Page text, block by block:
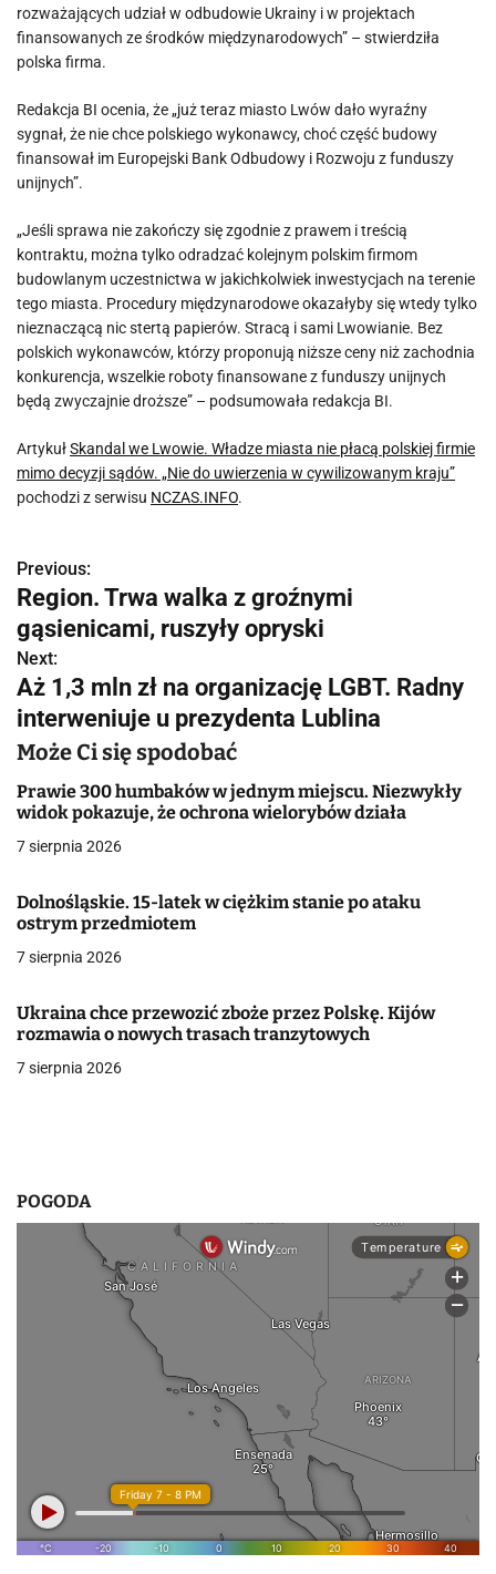
rozważających udział w odbudowie Ukrainy i w projektach
finansowanych ze środków międzynarodowych” – stwierdziła
polska firma.
Redakcja BI ocenia, że „już teraz miasto Lwów dało wyraźny
sygnał, że nie chce polskiego wykonawcy, choć część budowy
finansował im Europejski Bank Odbudowy i Rozwoju z funduszy
unijnych”.
„Jeśli sprawa nie zakończy się zgodnie z prawem i treścią
kontraktu, można tylko odradzać kolejnym polskim firmom
budowlanym uczestnictwa w jakichkolwiek inwestycjach na terenie
tego miasta. Procedury międzynarodowe okazałyby się wtedy tylko
nieznaczącą nic stertą papierów. Stracą i sami Lwowianie. Bez
polskich wykonawców, którzy proponują niższe ceny niż zachodnia
konkurencja, wszelkie roboty finansowane z funduszy unijnych
będą zwyczajnie droższe” – podsumowała redakcja BI.
ArtykułSkandal we Lwowie. Władze miasta nie płacą polskiej firmie
mimo decyzji sądów. „Nie do uwierzenia w cywilizowanym kraju”
pochodzi z serwisu NCZAS.INFO.
N
a
w
i
g
a
c
a
w
i
s
Previous:
Region. Trwa walka z groźnymi
gąsienicami, ruszyły opryski
Next:
Aż 1,3 mln zł na organizację LGBT. Radny
interweniuje u prezydenta Lublina
Może Ci się spodobać
Prawie 300 humbaków w jednym miejscu. Niezwykły
widok pokazuje, że ochrona wielorybów działa
7 sierpnia 2026
Dolnośląskie. 15-latek w ciężkim stanie po ataku
ostrym przedmiotem
7 sierpnia 2026
Ukraina chce przewozić zboże przez Polskę. Kijów
rozmawia o nowych trasach tranzytowych
7 sierpnia 2026
POGODA